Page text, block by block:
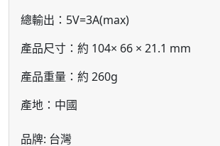
總輸出：5V=3A(max)
產品尺寸：約 104× 66 × 21.1 mm
產品重量：約 260g
產地：中國
品牌: 台灣